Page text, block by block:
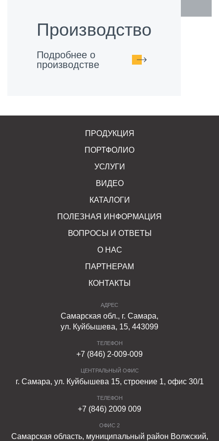
Производство
Подробнее о
производстве
ПРОДУКЦИЯ
ПОРТФОЛИО
УСЛУГИ
ВИДЕО
КАТАЛОГИ
ПОЛЕЗНАЯ ИНФОРМАЦИЯ
ВОПРОСЫ И ОТВЕТЫ
О НАС
ПАРТНЕРАМ
КОНТАКТЫ
АДРЕС
Самарская обл., г. Самара,
ул. Куйбышева, 15, 443099
ТЕЛЕФОН
+7 (846) 2-009-009
ЦЕНТРАЛЬНЫЙ ОФИС
г. Самара, ул. Куйбышева 15, строение 1, офис 30/1
ТЕЛЕФОН
+7 (846) 2009 009
ОФИС 2
Самарская область, муниципальный район Волжский,